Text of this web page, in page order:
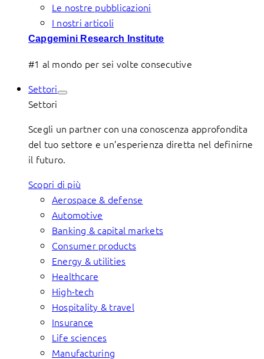
Le nostre pubblicazioni
I nostri articoli
Capgemini Research Institute
#1 al mondo per sei volte consecutive
Settori
Settori
Scegli un partner con una conoscenza approfondita
del tuo settore e un’esperienza diretta nel definirne
il futuro.
Scopri di più
Aerospace & defense
Automotive
Banking & capital markets
Consumer products
Energy & utilities
Healthcare
High-tech
Hospitality & travel
Insurance
Life sciences
Manufacturing